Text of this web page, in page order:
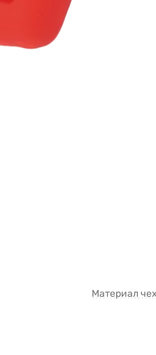
Материал